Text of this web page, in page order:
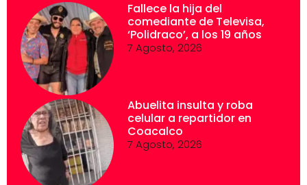
Fallece la hija del
comediante de Televisa,
‘Polidraco’, a los 19 años
7 Agosto, 2026
Abuelita insulta y roba
celular a repartidor en
Coacalco
7 Agosto, 2026